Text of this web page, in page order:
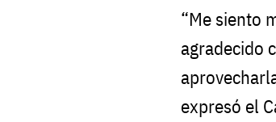
“Me siento
agradecido
expresó el